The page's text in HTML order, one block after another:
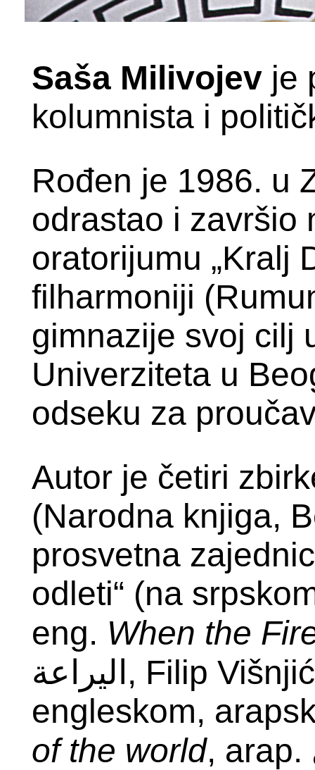
Saša Milivojev je
kolumnista i
Rođen je 1986. u
odrastao i završio
oratorijumu „Kralj
filharmoniji
gimnazije svoj cilj
Univerziteta u
odseku za
Autor je četiri
(Narodna knjiga,
prosvetna
odleti“ (na
eng. When the
اليراعة, Filip Višnjić, Beograd, 2010); „Svetski bol“ (na
engleskom,
of the world, arap. الوجع العالمي); i šokantnog romana